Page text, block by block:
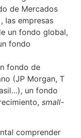
de Mercados
las empresas
un fondo global,
fondo
fondo de
(JP Morgan, T
un fondo
small-
comprender